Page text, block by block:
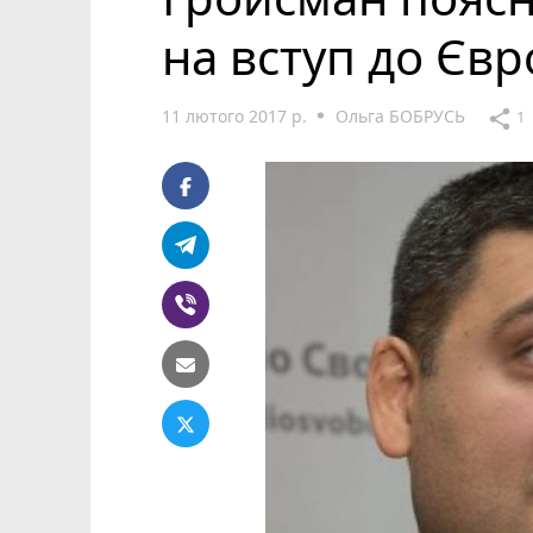
на вступ до
11 лютого 2017 р. Ольга БОБРУСЬ share 1